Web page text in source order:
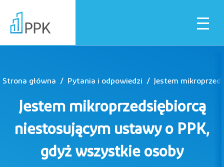
Dla pracownika
Dla pracodawcy
Instytucje finansowe
Strona główna Pytania i odpowiedzi
Jestem mikroprzedsiębiorcą
niestosującym ustawy o PPK,
gdyż wszystkie osoby